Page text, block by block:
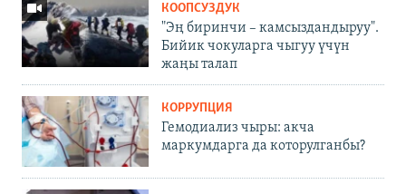
КООПСУЗДУК
"Эң биринчи – камсыздандыруу".
Бийик чокуларга чыгуу үчүн
жаңы талап
КОРРУПЦИЯ
Гемодиализ чыры: акча
маркумдарга да которулганбы?